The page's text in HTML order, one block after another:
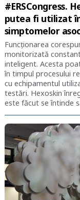
#ERSCongress.
putea fi utilizat
simptomelor
Funcționarea
monitorizată
inteligent. Acesta
în timpul procesului
cu echipamentul
testări. Hexoskin
este făcut se întinde